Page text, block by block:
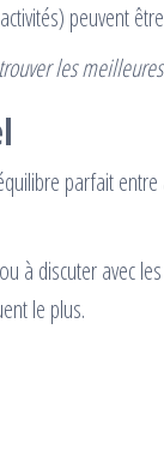
peuvent
les
parfait
discuter avec
le plus.